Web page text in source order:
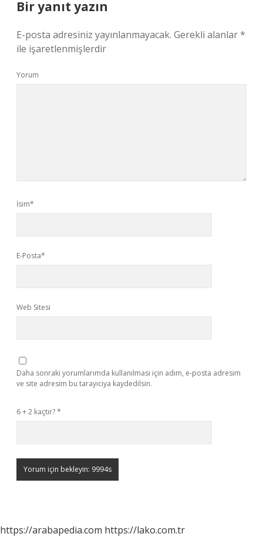
Bir yanıt yazın
E-posta adresiniz yayınlanmayacak. Gerekli alanlar*
ile işaretlenmişlerdir
Yorum
İsim*
E-Posta*
Web Sitesi
Daha sonraki yorumlarımda kullanılması için adım, e-posta adresim
ve site adresim bu tarayıcıya kaydedilsin.
6 + 2 kaçtır?*
https://arabapedia.com https://lako.com.tr